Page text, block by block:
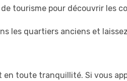
tourisme pour découvrir les
les quartiers anciens et
toute tranquillité. Si vous